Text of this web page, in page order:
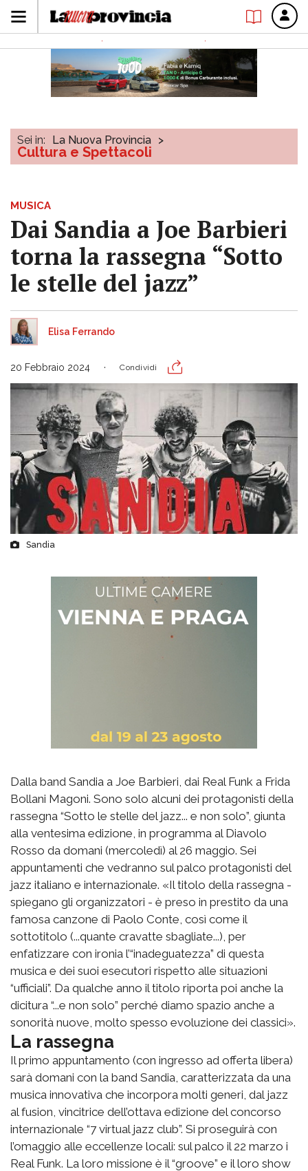
Sei in: La Nuova Provincia >
Cultura e Spettacoli
MUSICA
Dai Sandia a Joe Barbieri
torna la rassegna “Sotto
le stelle del jazz”
Elisa Ferrando
20 Febbraio 2024 Condividi
Sandia
Dalla band Sandia a Joe Barbieri, dai Real Funk a Frida
Bollani Magoni. Sono solo alcuni dei protagonisti della
rassegna “Sotto le stelle del jazz... e non solo”, giunta
alla ventesima edizione, in programma al Diavolo
Rosso da domani (mercoledì) al 26 maggio. Sei
appuntamenti che vedranno sul palco protagonisti del
jazz italiano e internazionale. «Il titolo della rassegna -
spiegano gli organizzatori - è preso in prestito da una
famosa canzone di Paolo Conte, così come il
sottotitolo (...quante cravatte sbagliate...), per
enfatizzare con ironia l’“inadeguatezza” di questa
musica e dei suoi esecutori rispetto alle situazioni
“ufficiali”. Da qualche anno il titolo riporta poi anche la
dicitura “...e non solo” perché diamo spazio anche a
sonorità nuove, molto spesso evoluzione dei classici».
La rassegna
Il primo appuntamento (con ingresso ad offerta libera)
sarà domani con la band Sandia, caratterizzata da una
musica innovativa che incorpora molti generi, dal jazz
al fusion, vincitrice dell’ottava edizione del concorso
internazionale “7 virtual jazz club”. Si proseguirà con
l’omaggio alle eccellenze locali: sul palco il 22 marzo i
Real Funk. La loro missione è il “groove” e il loro show